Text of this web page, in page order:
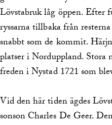
Lövstabruk låg öppen. Efter
ryssarna tillbaka från
snabbt som de kommit.
platser i Norduppland. Stora
freden i Nystad 1721 som
Vid den här tiden ägdes
sonson Charles De Geer.